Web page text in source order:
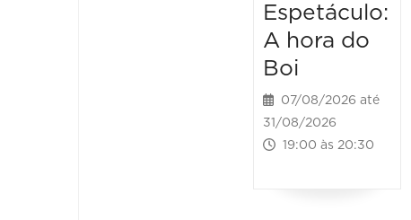
Espetáculo:
A hora do
Boi
07/08/2026 até
31/08/2026
19:00 às 20:30